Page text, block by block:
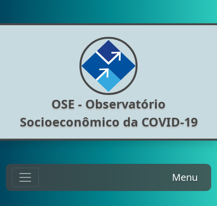
OSE - Observatório
Socioeconômico da COVID-19
Menu